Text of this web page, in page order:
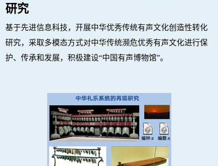
研究
基于先进信息科技，开展中华优秀传统有声文化创造性转化
研究，采取多模态方式对中华传统濒危优秀有声文化进行保
护、传承和发展，积极建设“中国有声博物馆”。